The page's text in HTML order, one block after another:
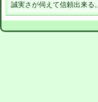
誠実さが伺えて信頼出来る。